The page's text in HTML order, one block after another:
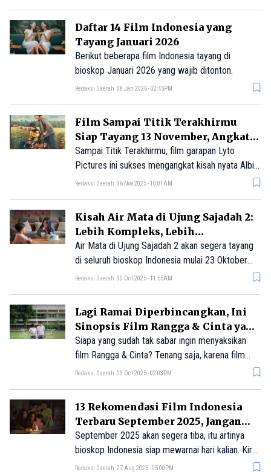
Daftar 14 Film Indonesia yang
Tayang Januari 2026
Berikut beberapa film Indonesia tayang di
bioskop Januari 2026 yang wajib ditonton.
Redaksi Daerah 08 Jan 2026 - 02:45PM
Film Sampai Titik Terakhirmu
Siap Tayang 13 November, Angkat
Kisah Nyata yang Bikin Haru
Sampai Titik Terakhirmu, film garapan Lyto
Pictures ini sukses mengangkat kisah nyata Albi
dan almarhumah Shella ke layar lebar.
sebuah kisah nyata.
Redaksi Daerah 06 Nov 2025 - 10:01AM
Kisah Air Mata di Ujung Sajadah 2:
Lebih Kompleks, Lebih
Menggetarkan Hati
Air Mata di Ujung Sajadah 2 akan segera tayang
di seluruh bioskop Indonesia mulai 23 Oktober
2025. Sekuel dari film Air Mata di Ujung Sajadah
Redaksi Daerah 30 Oct 2025 - 11:55AM
Lagi Ramai Diperbincangkan, Ini
Sinopsis Film Rangga & Cinta yang
Baru Rilis
Siapa yang sudah tak sabar ingin menyaksikan
film Rangga & Cinta? Tenang saja, karena film
terbaru ini akan segera tayang di seluruh bioskop
Redaksi Daerah 03 Oct 2025 - 02:03PM
13 Rekomendasi Film Indonesia
Terbaru September 2025, Jangan
Ketinggalan!
September 2025 akan segera tiba, itu artinya
bioskop Indonesia siap mewarnai hari kalian. Kira-
kira ada film menarik apa saja di bulan
Redaksi Daerah 27 Aug 2025 - 05:00PM